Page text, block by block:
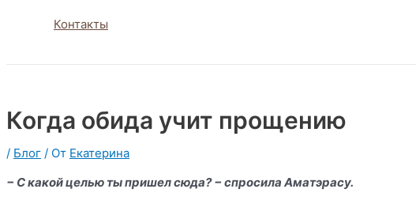
Контакты
Когда обида учит прощению
/ Блог / От Екатерина
− С какой целью ты пришел сюда? − спросила Аматэрасу.